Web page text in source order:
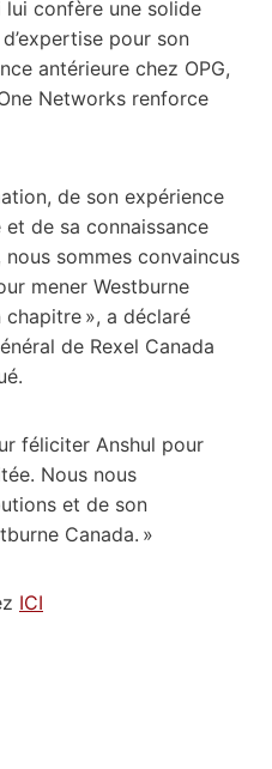
lui confère une solide
pour son
antérieure chez OPG,
Networks renforce
de son expérience
de sa connaissance
sommes convaincus
mener Westburne
», a déclaré
de Rexel Canada
féliciter Anshul pour
Nous nous
et de son
Canada. »
ICI